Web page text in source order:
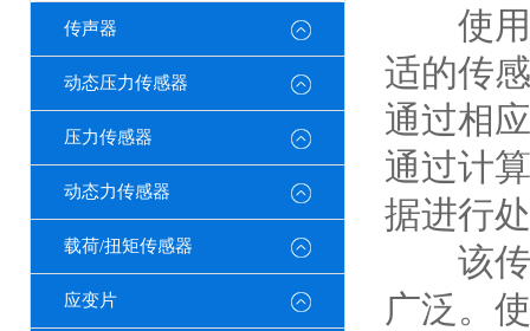
传声器
动态压力传感器
压力传感器
动态力传感器
载荷/扭矩传感器
应变片
使用
适的传
通过相
通过计
据进行
该传
广泛。